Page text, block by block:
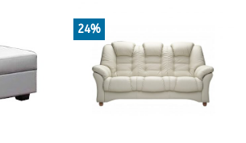
24%